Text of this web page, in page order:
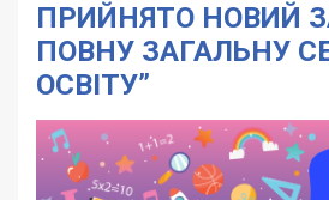
ПРИЙНЯТО НОВИЙ
ПОВНУ ЗАГАЛЬНУ
ОСВІТУ”